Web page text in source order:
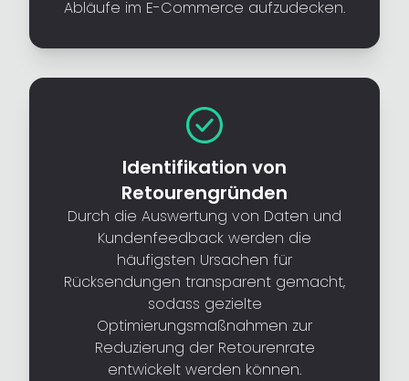
Abläufe im E-Commerce aufzudecken.
Identifikation von
Retourengründen
Durch die Auswertung von Daten und
Kundenfeedback werden die
häufigsten Ursachen für
Rücksendungen transparent gemacht,
sodass gezielte
Optimierungsmaßnahmen zur
Reduzierung der Retourenrate
entwickelt werden können.